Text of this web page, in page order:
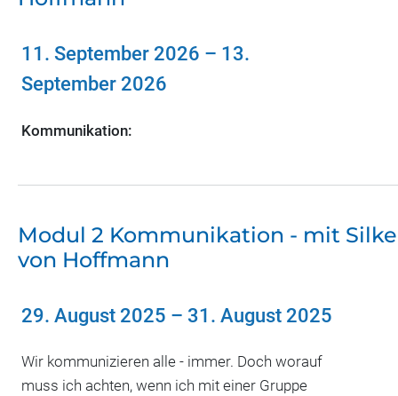
11. September 2026 – 13.
September 2026
Kommunikation:
Modul 2 Kommunikation - mit Silke
von Hoffmann
29. August 2025 – 31. August 2025
Wir kommunizieren alle - immer. Doch worauf
muss ich achten, wenn ich mit einer Gruppe